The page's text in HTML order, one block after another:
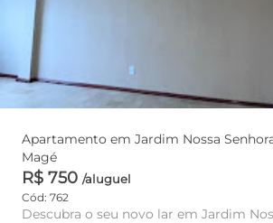
Apartamento em Jardim Nossa Senhora
Magé
R$ 750 /aluguel
Cód: 762
Descubra o seu novo lar em Jardim